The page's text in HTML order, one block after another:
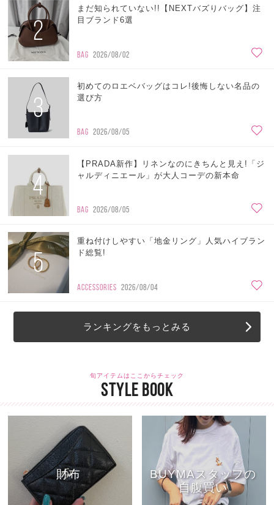
2
まだ知られていない!!【NEXTバズりバッグ】注
目ブランド6選
BAG 2026/08/02
3
初めてのロエベバッグはコレ!後悔しない名品の
選び方
BAG 2026/08/05
4
【PRADA新作】リネンなのにきちんと見え!「ジ
ャルディニエール」が大人コーデの新本命
BAG 2026/08/05
5
重ね付けしやすい「地金リング」人気ハイブラン
ド総覧!
ACCESSORIES 2026/08/04
ランキングをもっとみる
旬アイテムはここからチェック
STYLE BOOK
財布
BUYMAスタッフの
自腹買い